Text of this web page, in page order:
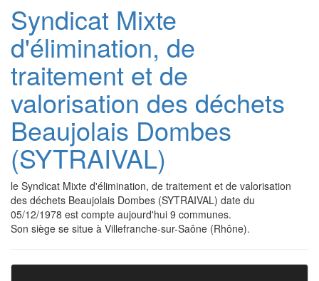
Syndicat Mixte
d'élimination, de
traitement et de
valorisation des déchets
Beaujolais Dombes
(SYTRAIVAL)
le Syndicat Mixte d'élimination, de traitement et de valorisation
des déchets Beaujolais Dombes (SYTRAIVAL) date du
05/12/1978 est compte aujourd'hui 9 communes.
Son siège se situe à Villefranche-sur-Saône (Rhône).